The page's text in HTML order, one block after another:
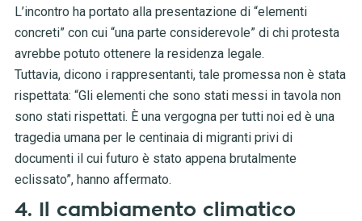
L’incontro ha portato alla presentazione di “elementi
concreti” con cui “una parte considerevole” di chi protesta
avrebbe potuto ottenere la residenza legale.
Tuttavia, dicono i rappresentanti, tale promessa non è stata
rispettata: “Gli elementi che sono stati messi in tavola non
sono stati rispettati. È una vergogna per tutti noi ed è una
tragedia umana per le centinaia di migranti privi di
documenti il ​​cui futuro è stato appena brutalmente
eclissato”, hanno affermato.
4. Il cambiamento climatico